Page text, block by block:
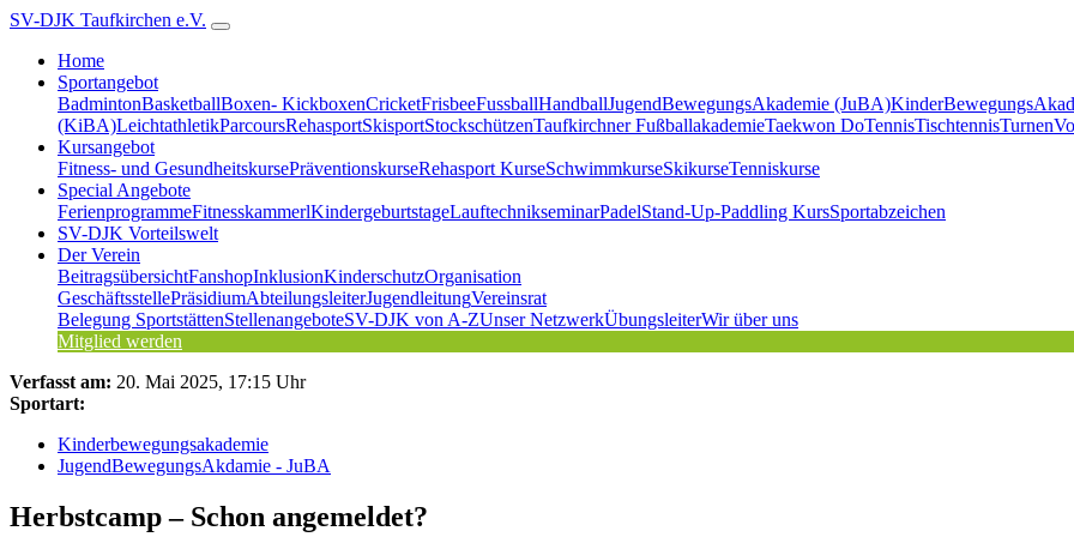
SV-DJK Taufkirchen e.V.
Home
Sportangebot
BadmintonBasketballBoxen- KickboxenCricketFrisbeeFussballHandballJugendBewegungsAkademie (JuBA)
(KiBA)LeichtathletikParcoursRehasportSkisportStockschützenTaufkirchner FußballakademieTaekwon DoTennisTischtennisTurnen
Kursangebot
Fitness- und GesundheitskursePräventionskurseRehasport KurseSchwimmkurseSkikurseTenniskurse
Special Angebote
FerienprogrammeFitnesskammerlKindergeburtstageLauftechnikseminarPadelStand-Up-Paddling KursSportabzeichen
SV-DJK Vorteilswelt
Der Verein
BeitragsübersichtFanshopInklusionKinderschutzOrganisation
GeschäftsstellePräsidiumAbteilungsleiterJugendleitungVereinsrat
Belegung SportstättenStellenangeboteSV-DJK von A-ZUnser NetzwerkÜbungsleiterWir über uns
Mitglied werden
Verfasst am: 20. Mai 2025, 17:15 Uhr
Sportart:
Kinderbewegungsakademie
JugendBewegungsAkdamie - JuBA
Herbstcamp – Schon angemeldet?